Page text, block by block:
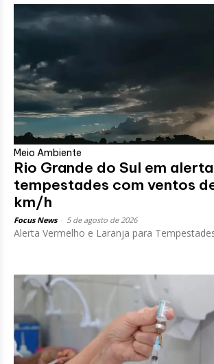
Meio Ambiente
Rio Grande do Sul em
tempestades com ventos
km/h
Focus News 5 de agosto de 2026
Alerta Vermelho e Laranja para